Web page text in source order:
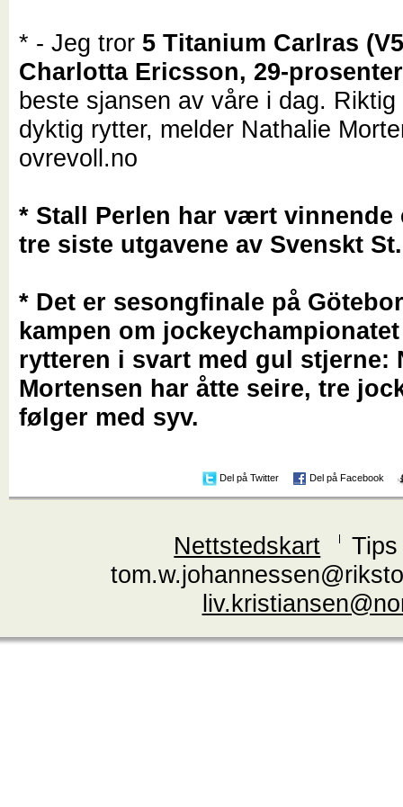
* - Jeg tror 5 Titanium Carlras
Charlotta Ericsson, 29-
beste sjansen av våre i dag.
dyktig rytter, melder Nathalie
ovrevoll.no
* Stall Perlen har vært vinnende
tre siste utgavene av Svenskt
* Det er sesongfinale på
kampen om
rytteren i svart med gul stjerne:
Mortensen har åtte seire, tre
følger med syv.
Del på Twitter Del på Facebook
Nettstedskart